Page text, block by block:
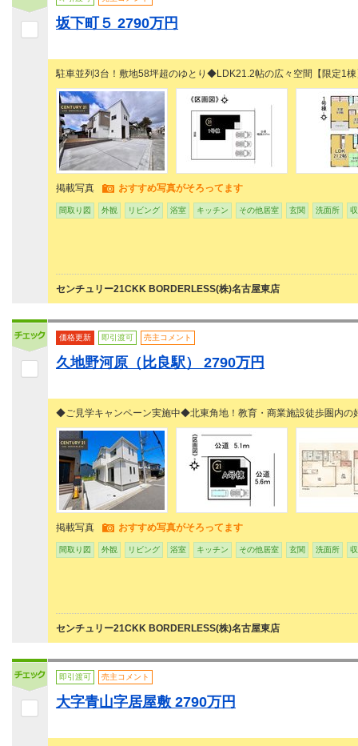
坂下町５ 2790万円
駐車並列3台！敷地58坪超のゆとり◆LDK21.2帖の広々空間【限定1棟
掲載写真 おすすめ写真がそろってます
間取り図 外観 リビング 浴室 キッチン その他居室 玄関 洗面所
センチュリー21CKK BORDERLESS(株)名古屋東店
価格更新 即引渡可 売主コメント
久地野河原（比良駅） 2790万円
◆ご見学キャンペーン実施中◆北東角地！教育・商業施設徒歩圏内の
掲載写真 おすすめ写真がそろってます
間取り図 外観 リビング 浴室 キッチン その他居室 玄関 洗面所
センチュリー21CKK BORDERLESS(株)名古屋東店
即引渡可 売主コメント
大字青山字居屋敷 2790万円